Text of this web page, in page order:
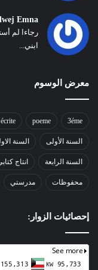
Emna
رجاءا لم
ابني...
معرض الوسوم
3éme
poeme
السنة الأولى السنة
السنة الرابعة انتاج
محفوظات مدرستي
إحصائيات الزوار: